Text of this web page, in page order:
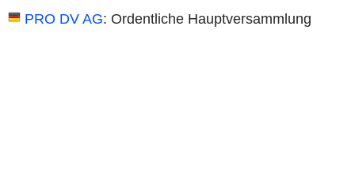
PRO DV AG: Ordentliche Hauptversammlung